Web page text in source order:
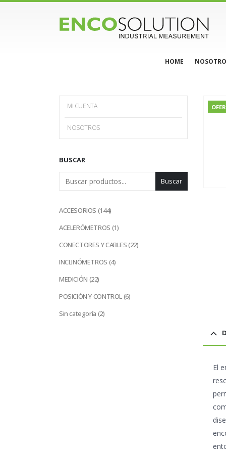
HOME
El
MI CUENTA
NOSOTROS
BUSCAR
Buscar
ACCESORIOS 144144
ACELERÓMETROS 11
CONECTORES Y CABLES 2222
INCLINÓMETROS 44
MEDICIÓN 2222
POSICIÓN Y CONTROL 66
Sin categoría 22